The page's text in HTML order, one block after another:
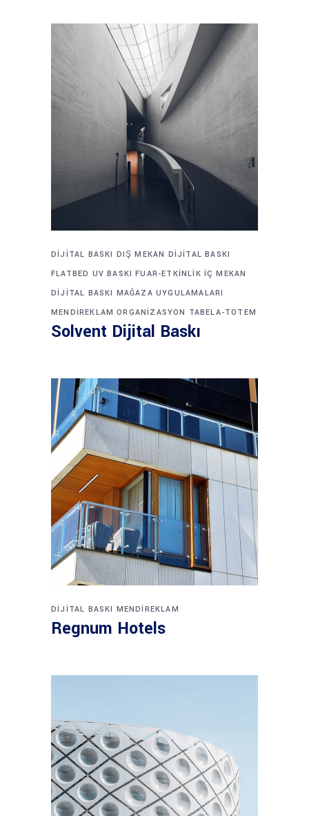
DIJITAL BASKI DIŞ MEKAN DIJITAL BASKI
FLATBED UV BASKI FUAR-ETKINLIK İÇ MEKAN
DIJITAL BASKI MAĞAZA UYGULAMALARI
MENDIREKLAM ORGANIZASYON TABELA-TOTEM
Solvent Dijital Baskı
DIJITAL BASKI MENDIREKLAM
Regnum Hotels